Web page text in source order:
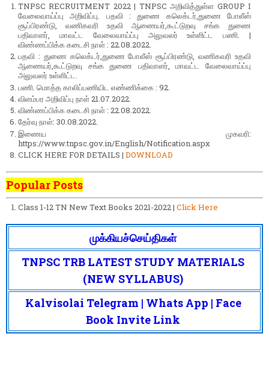
TNPSC RECRUITMENT 2022 | TNPSC அறிவித்துள்ள GROUP I
வேலைவாய்ப்பு அறிவிப்பு. பதவி : துணை கலெக்டர்,துணை போலீஸ்
சூப்பிரண்டு, வணிகவரி உதவி ஆணையர்,கூட்டுறவு சங்க துணை
பதிவாளர், மாவட்ட வேலைவாய்ப்பு அலுவலர் உள்ளிட்ட பணி. |
விண்ணப்பிக்க கடைசி நாள் : 22.08.2022.
பதவி : துணை கலெக்டர்,துணை போலீஸ் சூப்பிரண்டு, வணிகவரி உதவி
ஆணையர்,கூட்டுறவு சங்க துணை பதிவாளர், மாவட்ட வேலைவாய்ப்பு
அலுவலர் உள்ளிட்ட.
பணி. மொத்த காலிப்பணியிட எண்ணிக்கை : 92.
விளம்பர அறிவிப்பு நாள் 21.07.2022.
விண்ணப்பிக்க கடைசி நாள் : 22.08.2022.
தேர்வு நாள்: 30.08.2022.
இணைய முகவரி:
https://www.tnpsc.gov.in/English/Notification.aspx
CLICK HERE FOR DETAILS | DOWNLOAD
Popular Posts
Class 1-12 TN New Text Books 2021-2022 | Click Here
முக்கியச்செய்திகள்
TNPSC TRB LATEST STUDY MATERIALS
(NEW SYLLABUS)
Kalvisolai Telegram | Whats App | Face
Book Invite Link